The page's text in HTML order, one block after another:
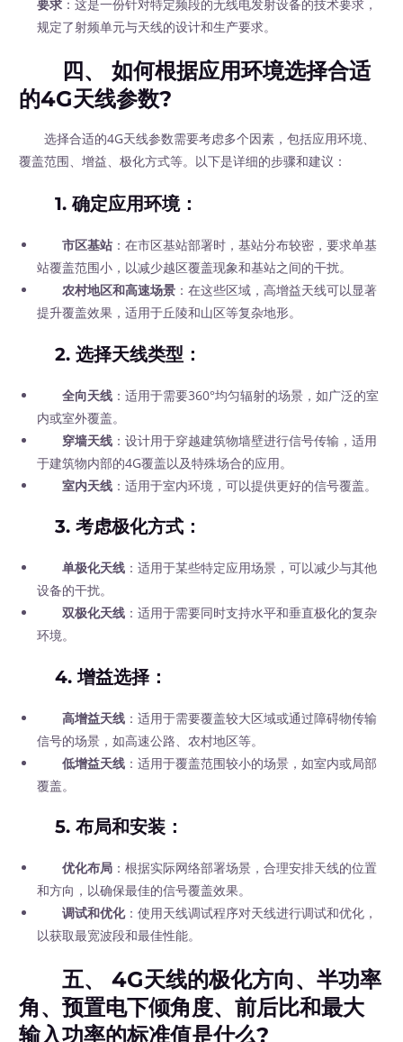
要求 ：这是一份针对特定频段的无线电发射设备的技术要求，
规定了射频单元与天线的设计和生产要求。
四、 如何根据应用环境选择合适
的4G天线参数?
选择合适的4G天线参数需要考虑多个因素，包括应用环境、
覆盖范围、增益、极化方式等。以下是详细的步骤和建议：
1.确定应用环境：
市区基站 ：在市区基站部署时，基站分布较密，要求单基
站覆盖范围小，以减少越区覆盖现象和基站之间的干扰。
农村地区和高速场景 ：在这些区域，高增益天线可以显著
提升覆盖效果，适用于丘陵和山区等复杂地形。
2.选择天线类型 ：
全向天线 ：适用于需要360°均匀辐射的场景，如广泛的室
内或室外覆盖。
穿墙天线 ：设计用于穿越建筑物墙壁进行信号传输，适用
于建筑物内部的4G覆盖以及特殊场合的应用。
室内天线 ：适用于室内环境，可以提供更好的信号覆盖。
3.考虑极化方式 ：
单极化天线 ：适用于某些特定应用场景，可以减少与其他
设备的干扰。
双极化天线 ：适用于需要同时支持水平和垂直极化的复杂
环境。
4.增益选择 ：
高增益天线 ：适用于需要覆盖较大区域或通过障碍物传输
信号的场景，如高速公路、农村地区等。
低增益天线 ：适用于覆盖范围较小的场景，如室内或局部
覆盖。
5.布局和安装 ：
优化布局 ：根据实际网络部署场景，合理安排天线的位置
和方向，以确保最佳的信号覆盖效果。
调试和优化：使用天线调试程序对天线进行调试和优化，
以获取最宽波段和最佳性能。
五、 4G天线的极化方向、半功率
角、预置电下倾角度、前后比和最大
输入功率的标准值是什么?